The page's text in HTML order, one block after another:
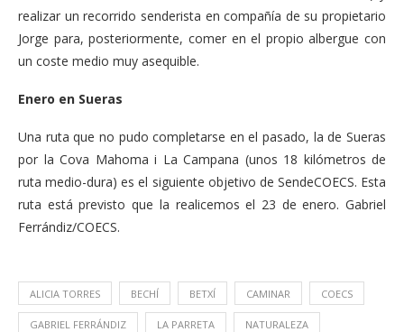
realizar un recorrido senderista en compañía de su propietario
Jorge para, posteriormente, comer en el propio albergue con
un coste medio muy asequible.
Enero en Sueras
Una ruta que no pudo completarse en el pasado, la de Sueras
por la Cova Mahoma i La Campana (unos 18 kilómetros de
ruta medio-dura) es el siguiente objetivo de SendeCOECS. Esta
ruta está previsto que la realicemos el 23 de enero. Gabriel
Ferrándiz/COECS.
ALICIA TORRES BECHÍ BETXÍ CAMINAR COECS
GABRIEL FERRÁNDIZ LA PARRETA NATURALEZA